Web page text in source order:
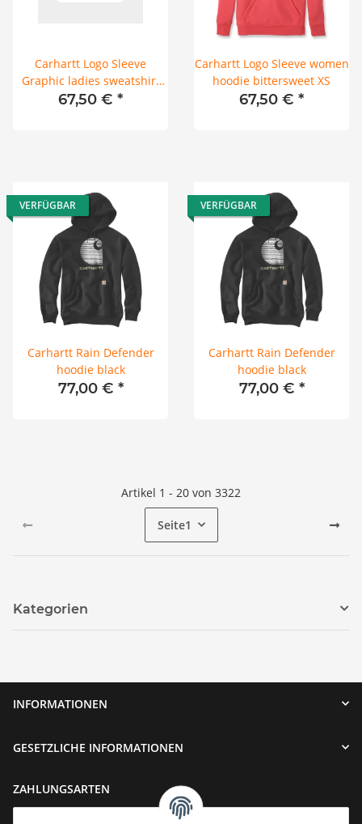
Carhartt Logo Sleeve
Graphic ladies sweatshirt
dried clay
67,50 € *
Carhartt Logo Sleeve women
hoodie bittersweet XS
67,50 € *
VERFÜGBAR
Carhartt Rain Defender
hoodie black
77,00 € *
VERFÜGBAR
Carhartt Rain Defender
hoodie black
77,00 € *
Artikel 1 - 20 von 3322
Seite1
Kategorien
INFORMATIONEN
GESETZLICHE INFORMATIONEN
ZAHLUNGSARTEN